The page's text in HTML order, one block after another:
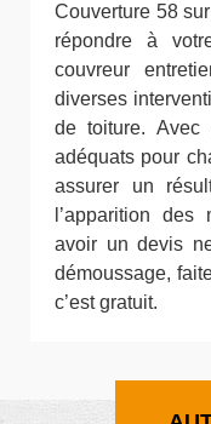
Couverture 58
répondre à
couvreur
diverses
de toiture. Avec
adéquats pour
assurer un
l’apparition
avoir un devis
démoussage,
c’est gratuit.